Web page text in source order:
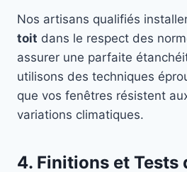
Nos artisans qualifiés
toit dans le respect des
assurer une parfaite
utilisons des techniques
que vos fenêtres résistent
variations climatiques.
4. Finitions et Tests